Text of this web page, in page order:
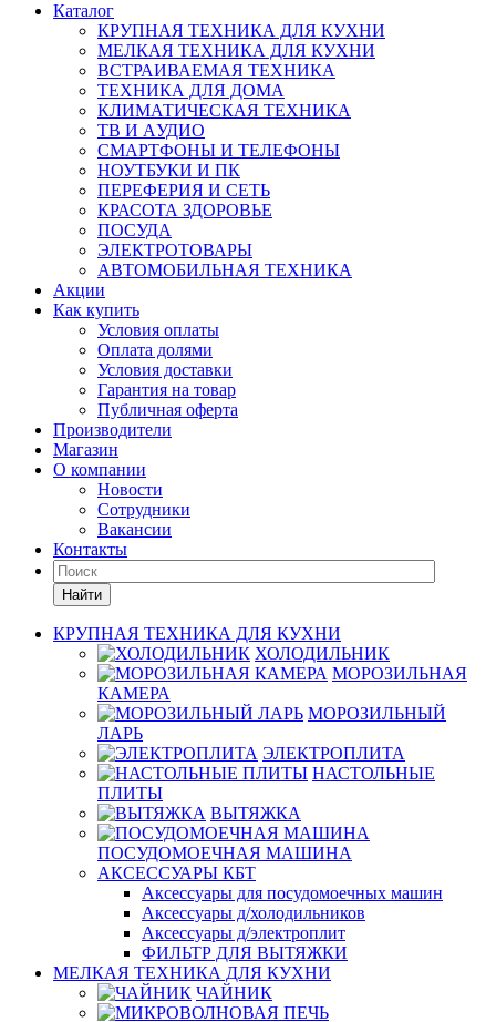
Каталог
КРУПНАЯ ТЕХНИКА ДЛЯ КУХНИ
МЕЛКАЯ ТЕХНИКА ДЛЯ КУХНИ
ВСТРАИВАЕМАЯ ТЕХНИКА
ТЕХНИКА ДЛЯ ДОМА
КЛИМАТИЧЕСКАЯ ТЕХНИКА
ТВ И AУДИО
СМАРТФОНЫ И ТЕЛЕФОНЫ
НОУТБУКИ И ПК
ПЕРЕФЕРИЯ И СЕТЬ
КРАСОТА ЗДОРОВЬЕ
ПОСУДА
ЭЛЕКТРОТОВАРЫ
АВТОМОБИЛЬНАЯ ТЕХНИКА
Акции
Как купить
Условия оплаты
Оплата долями
Условия доставки
Гарантия на товар
Публичная оферта
Производители
Магазин
О компании
Новости
Сотрудники
Вакансии
Контакты
Найти
КРУПНАЯ ТЕХНИКА ДЛЯ КУХНИ
ХОЛОДИЛЬНИК
МОРОЗИЛЬНАЯ
КАМЕРА
МОРОЗИЛЬНЫЙ
ЛАРЬ
ЭЛЕКТРОПЛИТА
НАСТОЛЬНЫЕ
ПЛИТЫ
ВЫТЯЖКА
ПОСУДОМОЕЧНАЯ МАШИНА
АКСЕССУАРЫ КБТ
Аксессуары для посудомоечных машин
Аксессуары д/холодильников
Аксессуары д/электроплит
ФИЛЬТР ДЛЯ ВЫТЯЖКИ
МЕЛКАЯ ТЕХНИКА ДЛЯ КУХНИ
ЧАЙНИК